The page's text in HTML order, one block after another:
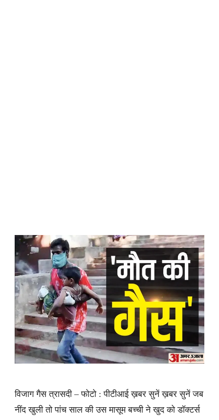
विजाग गैस त्रासदी – फोटो : पीटीआई ख़बर सुनें ख़बर सुनें जब
नींद खुली तो पांच साल की उस मासूम बच्ची ने खुद को डॉक्टर्स